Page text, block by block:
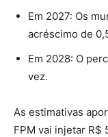
Em 2027: Os
acréscimo de
Em 2028: O
vez.
As estimativas
FPM vai injetar R$